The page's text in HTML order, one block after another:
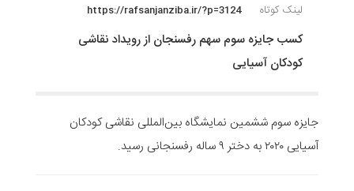
لینک کوتاه
https://rafsanjanziba.ir/?p=3124
کسب جایزه سوم سهم رفسنجان از رویداد نقاشی
کودکان آسیایی
جایزه سوم ششمین نمایشگاه بین‌المللی نقاشی کودکان
آسیایی ۲۰۲۰ به دختر ۹ ساله رفسنجانی رسید.